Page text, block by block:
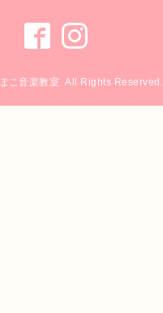
こ音楽教室. All Rights Reserved.